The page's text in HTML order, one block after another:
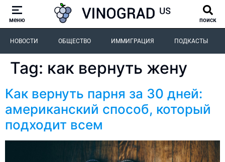
меню поиск
НОВОСТИ ОБЩЕСТВО ИММИГРАЦИЯ ПОДКАСТЫ
Tag: как вернуть жену
Как вернуть парня за 30 дней:
американский способ, который
подходит всем